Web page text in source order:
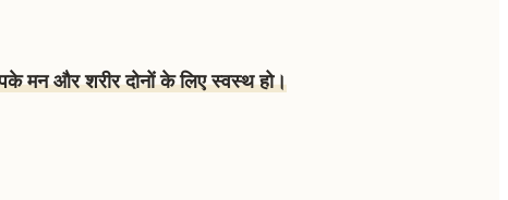
मन और शरीर दोनों के लिए स्वस्थ हो।